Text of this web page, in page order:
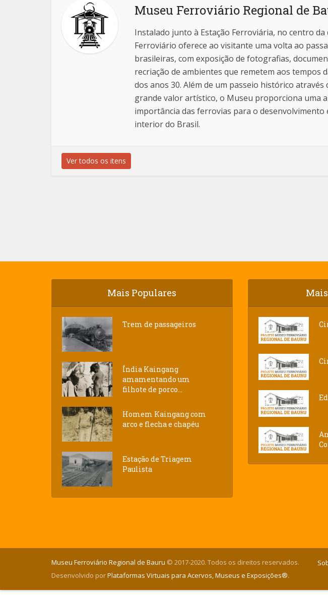
Museu Ferroviário Regional de
Instalado junto à Estação Ferroviária, no centro da
Ferroviário oferece ao visitante uma volta ao
brasileiras, com exposição de fotografias,
recriação de ambientes que remetem aos tempos
dos anos 30. Além de um passeio histórico através
grande valor artístico, o Museu proporciona uma
importância das ferrovias para o desenvolvimento
interior do Brasil.
Ver todos os itens
Mais Populares
Trem de passageiros
Índia Kaingang
amamentando um
filhote de porco...
Homem Kaingang com
arco e flecha e chapéu
Estação de Triagem
Paulista
Museu Ferroviário Regional de Bauru © 2017-2020. Todos os direitos reservados.
Desenvolvido porPlataformas Virtuais para Acervos, Museus e Exposições®.